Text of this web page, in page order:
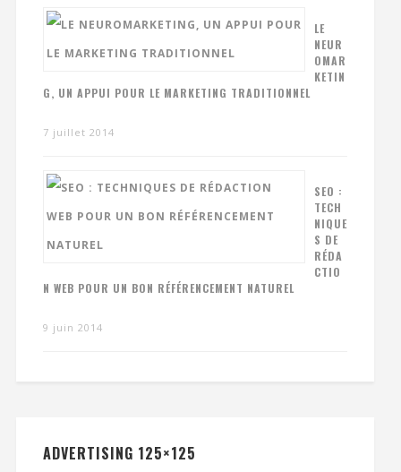
LE
NEUR
OMAR
KETIN
G, UN APPUI POUR LE MARKETING TRADITIONNEL
7 juillet 2014
SEO :
TECH
NIQUE
S DE
RÉDA
CTIO
N WEB POUR UN BON RÉFÉRENCEMENT NATUREL
9 juin 2014
ADVERTISING 125×125